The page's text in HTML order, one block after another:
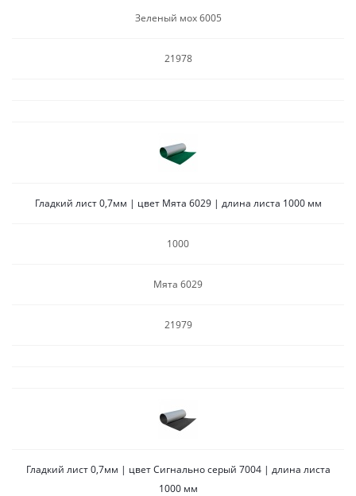
Зеленый мох 6005
21978
Гладкий лист 0,7мм | цвет Мята 6029 | длина листа 1000 мм
1000
Мята 6029
21979
Гладкий лист 0,7мм | цвет Сигнально серый 7004 | длина листа
1000 мм